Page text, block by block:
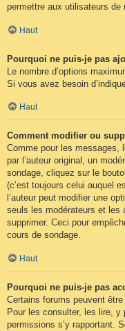
permettre aux utilisateurs de
Haut
Pourquoi ne puis-je pas
Le nombre d’options
Si vous avez besoin
Haut
Comment modifier ou
Comme pour les messages,
par l’auteur original, un
sondage, cliquez sur le
(c’est toujours celui auquel
l’auteur peut modifier une
seuls les modérateurs et les
supprimer. Ceci pour
cours de sondage.
Haut
Pourquoi ne puis-je pas
Certains forums peuvent
Pour les consulter, les lire,
permissions s’y rapportant.